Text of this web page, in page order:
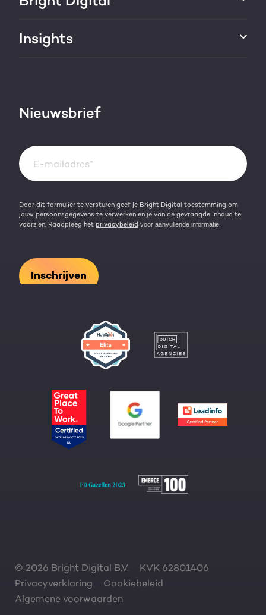
Groei strategie
Over ons
Team
Insights
Events & webinars
Kennisbank
Nieuwsbrief
Door dit formulier te versturen geef je Bright Digital toestemming om
jouw persoonsgegevens te verwerken en je van de gevraagde inhoud te
voorzien. Raadpleeg het privacybeleid voor aanvullende informatie.
© 2026 Bright Digital B.V.
KVK 62801406
Privacyverklaring
Cookiebeleid
Algemene voorwaarden